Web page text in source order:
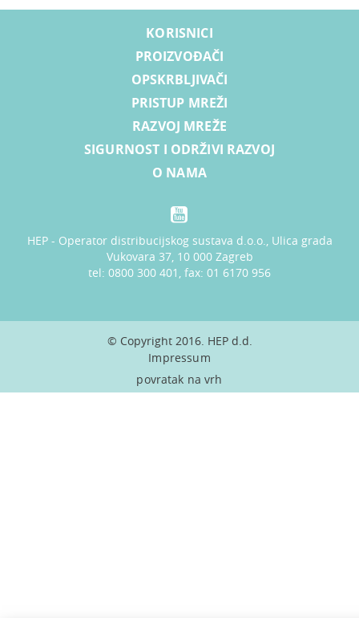
KORISNICI
PROIZVOĐAČI
OPSKRBLJIVAČI
PRISTUP MREŽI
RAZVOJ MREŽE
SIGURNOST I ODRŽIVI RAZVOJ
O NAMA
HEP - Operator distribucijskog sustava d.o.o., Ulica grada
Vukovara 37, 10 000 Zagreb
tel: 0800 300 401, fax: 01 6170 956
© Copyright 2016. HEP d.d.
Impressum
povratak na vrh